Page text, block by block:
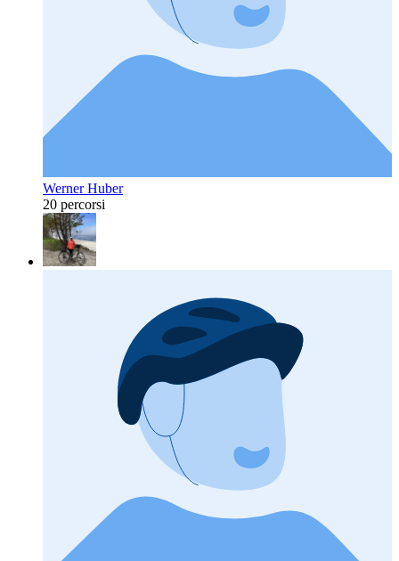
Werner Huber
20 percorsi